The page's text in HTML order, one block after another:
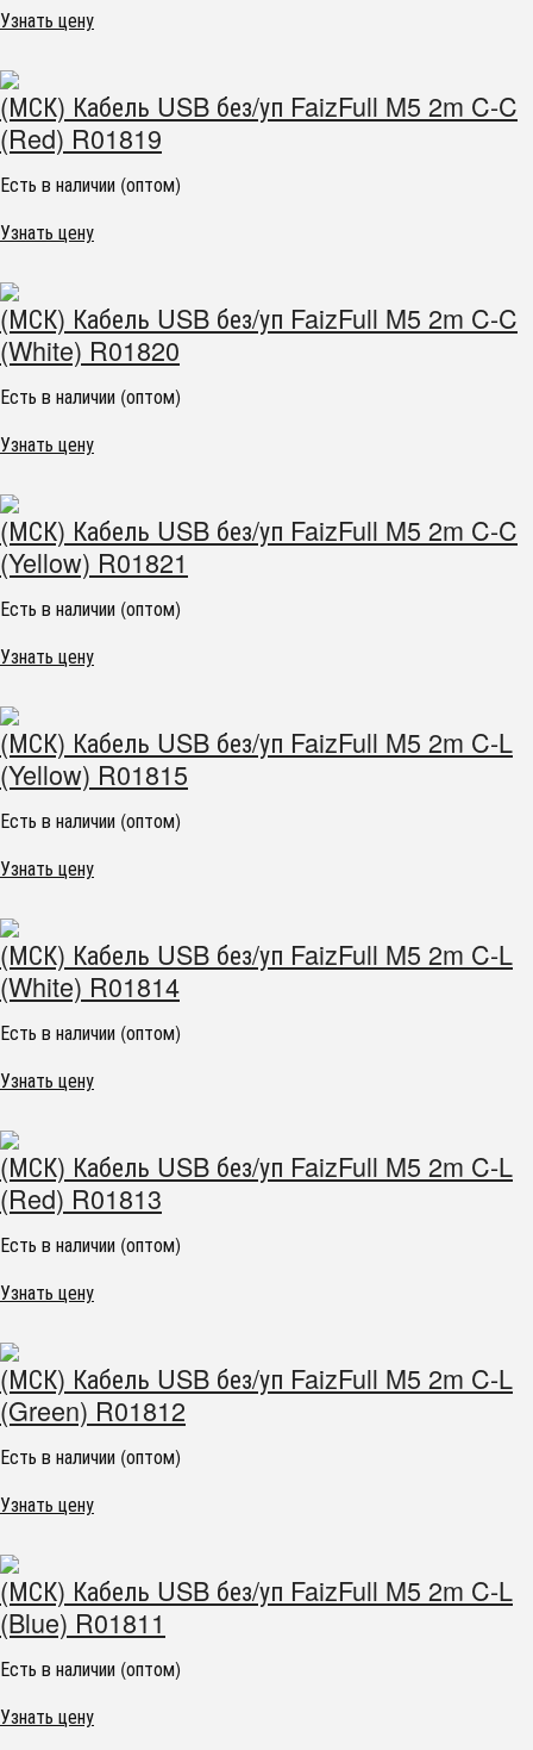
Узнать цену
(МСК) Кабель USB без/уп FaizFull M5 2m C-C
(Red) R01819
Есть в наличии (оптом)
Узнать цену
(МСК) Кабель USB без/уп FaizFull M5 2m C-C
(White) R01820
Есть в наличии (оптом)
Узнать цену
(МСК) Кабель USB без/уп FaizFull M5 2m C-C
(Yellow) R01821
Есть в наличии (оптом)
Узнать цену
(МСК) Кабель USB без/уп FaizFull M5 2m C-L
(Yellow) R01815
Есть в наличии (оптом)
Узнать цену
(МСК) Кабель USB без/уп FaizFull M5 2m C-L
(White) R01814
Есть в наличии (оптом)
Узнать цену
(МСК) Кабель USB без/уп FaizFull M5 2m C-L
(Red) R01813
Есть в наличии (оптом)
Узнать цену
(МСК) Кабель USB без/уп FaizFull M5 2m C-L
(Green) R01812
Есть в наличии (оптом)
Узнать цену
(МСК) Кабель USB без/уп FaizFull M5 2m C-L
(Blue) R01811
Есть в наличии (оптом)
Узнать цену